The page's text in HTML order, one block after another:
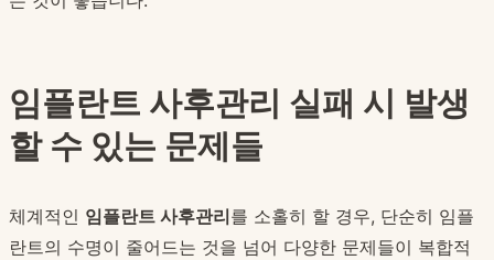
임플란트 사후관리 실패 시 발생
할 수 있는 문제들
체계적인 임플란트 사후관리를 소홀히 할 경우, 단순히 임플
란트의 수명이 줄어드는 것을 넘어 다양한 문제들이 복합적